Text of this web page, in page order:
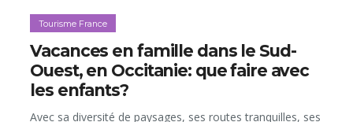
Tourisme France
Vacances en famille dans le Sud-
Ouest, en Occitanie: que faire avec
les enfants?
Avec sa diversité de paysages, ses routes tranquilles, ses